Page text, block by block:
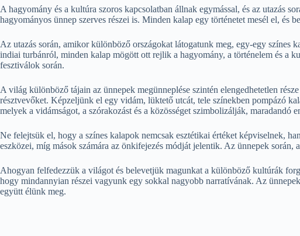
A hagyomány és a kultúra szoros kapcsolatban állnak egymással, és az utazás
hagyományos ünnep szerves részei is. Minden kalap egy történetet mesél el, és
Az utazás során, amikor különböző országokat látogatunk meg, egy-egy
indiai turbánról, minden kalap mögött ott rejlik a hagyomány, a történelem és a
fesztiválok során.
A világ különböző tájain az ünnepek megünneplése szintén elengedhetetlen
résztvevőket. Képzeljünk el egy vidám, lüktető utcát, tele színekben pompázó
melyek a vidámságot, a szórakozást és a közösséget szimbolizálják, maradandó
Ne felejtsük el, hogy a színes kalapok nemcsak esztétikai értéket képviselnek,
eszközei, míg mások számára az önkifejezés módját jelentik. Az ünnepek
Ahogyan felfedezzük a világot és belevetjük magunkat a különböző kultúrák
hogy mindannyian részei vagyunk egy sokkal nagyobb narratívának. Az
együtt élünk meg.